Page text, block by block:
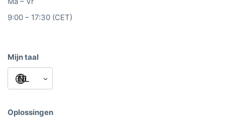
9:00 – 17:30 (CET)
Mijn taal
Oplossingen